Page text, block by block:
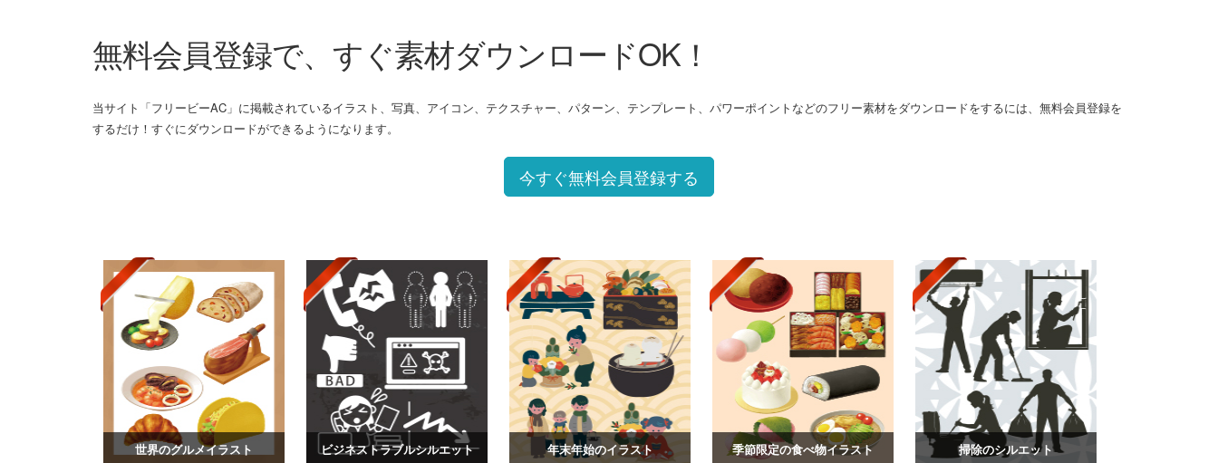
無料会員登録で、すぐ素材ダウンロードOK！
当サイト「フリービーAC」に掲載されているイラスト、写真、アイコン、テクスチャー、パターン、テンプレート、パワーポイントなどのフリー素材をダウンロードをするには、無料会員登録を
するだけ！すぐにダウンロードができるようになります。
今すぐ無料会員登録する
世界のグルメイラスト ビジネストラブルシルエット 年末年始のイラスト 季節限定の食べ物イラスト 掃除のシルエット